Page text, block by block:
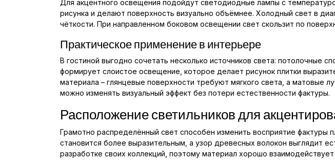
Для акцентного освещения подойдут светодиодные лампы с
рисунка и делают поверхность визуально объёмнее. Холодный свет в
чёткости. При направленном боковом освещении свет скользит по
Практическое применение в интерьере
В гостиной выгодно сочетать несколько источников света: потолочные
формирует слоистое освещение, которое делает рисунок плитки
материала – глянцевые поверхности требуют мягкого света, а матовые
можно изменять визуальный эффект без потери естественности фактуры.
Расположение светильников для
Грамотно распределённый свет способен изменить восприятие
становится более выразительным, а узор древесных волокон выглядит
разработке своих коллекций, поэтому материал хорошо